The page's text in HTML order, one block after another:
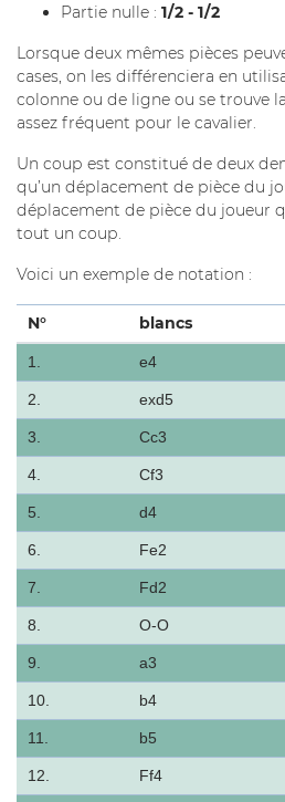
Partie nulle : 1/2 - 1/2
Lorsque deux mêmes pièces
cases, on les différenciera en
colonne ou de ligne ou se trouve
assez fréquent pour le cavalier.
Un coup est constitué de deux
qu’un déplacement de pièce du
déplacement de pièce du joueur
tout un coup.
Voici un exemple de notation :
N° blancs
1. e4
2. exd5
3. Cc3
4. Cf3
5. d4
6. Fe2
7. Fd2
8. O-O
9. a3
10. b4
11. b5
12. Ff4